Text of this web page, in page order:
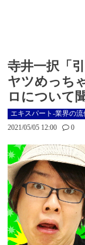
寺井一択「
ヤツめっち
ロについて
エキスパート-業界の流
2021/05/05 12:00
0